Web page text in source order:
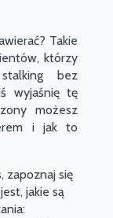
Takie
którzy
bez
wyjaśnię tę
możesz
i jak to
zapoznaj się
jakie są